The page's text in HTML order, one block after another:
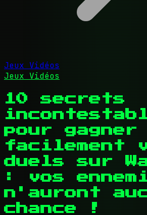
Jeux Vidéos
Jeux Vidéos
10 secrets
pour gagner
facilement
duels sur
: vos
n'auront
chance !